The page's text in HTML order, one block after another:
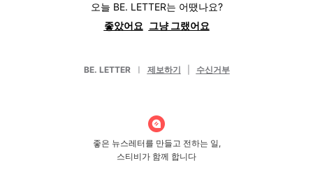
오늘 BE. LETTER는 어땠나요?
좋았어요 그냥 그랬어요
BE. LETTER ㅣ 제보하기 수신거부
좋은 뉴스레터를 만들고 전하는 일,
스티비가 함께 합니다